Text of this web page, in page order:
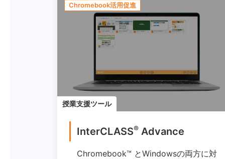
Chromebook活用促進
授業支援ツール
InterCLASS® Advance
Chromebook™ とWindowsの両方に対